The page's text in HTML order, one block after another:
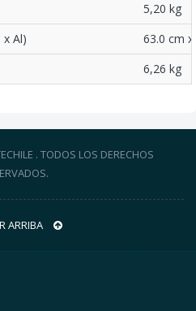
5,20 kg
x Al)
63.0 cm
6,26 kg
. TODOS LOS DERECHOS
ARRIBA